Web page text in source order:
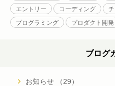
エントリー
コーディング
プログラミング
プロダクト開発
ブログ
お知らせ （29）